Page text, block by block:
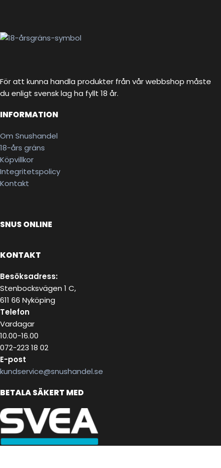
För att kunna handla produkter från vår webbshop måste
du enligt svensk lag ha fyllt 18 år.
INFORMATION
Om Snushandel
18-års gräns
Köpvillkor
Integritetspolicy
Kontakt
SNUS ONLINE
KONTAKT
Besöksadress:
Stenbocksvägen 1 C,
611 66 Nyköping
Telefon
Vardagar
10.00-16.00
072-223 18 02
E-post
kundservice@snushandel.se
BETALA SÄKERT MED